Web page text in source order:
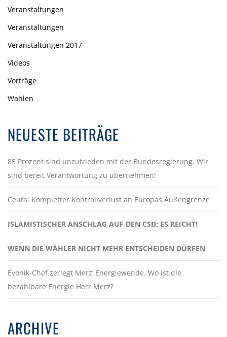
Veranstaltungen
Veranstaltungen
Veranstaltungen 2017
Videos
Vorträge
Wahlen
NEUESTE BEITRÄGE
85 Prozent sind unzufrieden mit der Bundesregierung. Wir
sind bereit Verantwortung zu übernehmen!
Ceuta: Kompletter Kontrollverlust an Europas Außengrenze
ISLAMISTISCHER ANSCHLAG AUF DEN CSD: ES REICHT!
WENN DIE WÄHLER NICHT MEHR ENTSCHEIDEN DÜRFEN
Evonik-Chef zerlegt Merz‘ Energiewende. Wo ist die
bezahlbare Energie Herr Merz?
ARCHIVE